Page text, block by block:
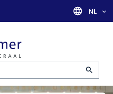
Taal
NL